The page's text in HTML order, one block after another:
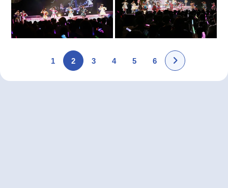
1 2 3 4 5 6